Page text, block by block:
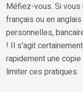
Méfiez-vous. Si
français ou en
personnelles,
! Il s'agit
rapidement une
limiter ces pratiques.